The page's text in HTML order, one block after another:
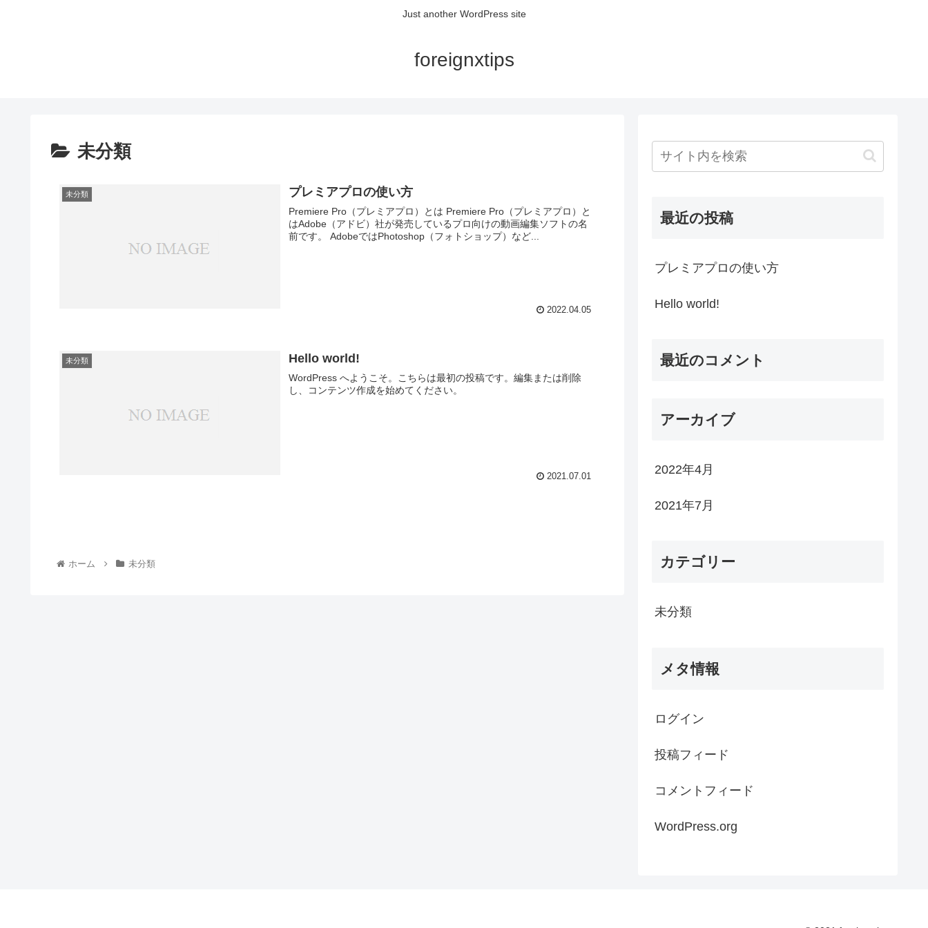
Just another WordPress site
foreignxtips
未分類
未分類 プレミアプロの使い方
Premiere Pro（プレミアプロ）とは Premiere Pro（プレミアプロ）と
はAdobe（アドビ）社が発売しているプロ向けの動画編集ソフトの名
前です。 AdobeではPhotoshop（フォトショップ）など...
2022.04.05
未分類 Hello world!
WordPress へようこそ。こちらは最初の投稿です。編集または削除
し、コンテンツ作成を始めてください。
2021.07.01
ホーム 未分類
最近の投稿
プレミアプロの使い方
Hello world!
最近のコメント
アーカイブ
2022年4月
2021年7月
カテゴリー
未分類
メタ情報
ログイン
投稿フィード
コメントフィード
WordPress.org